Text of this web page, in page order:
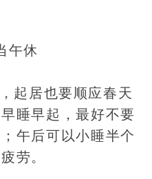
午休
起居也要顺应春天
睡早起，最好不要
午后可以小睡半个
劳。